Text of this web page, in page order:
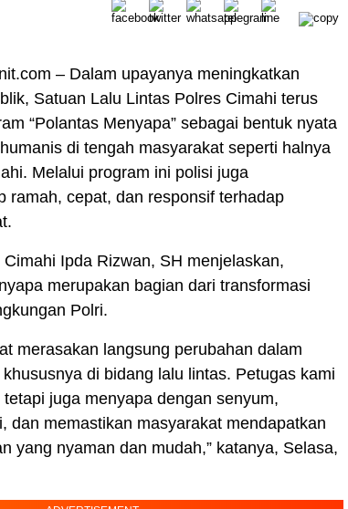
– Dalam upayanya meningkatkan
Satuan Lalu Lintas Polres Cimahi terus
“Polantas Menyapa” sebagai bentuk nyata
di tengah masyarakat seperti halnya
Melalui program ini polisi juga
ramah, cepat, dan responsif terhadap
Ipda Rizwan, SH menjelaskan,
merupakan bagian dari transformasi
Polri.
merasakan langsung perubahan dalam
di bidang lalu lintas. Petugas kami
juga menyapa dengan senyum,
dan memastikan masyarakat mendapatkan
yang nyaman dan mudah,” katanya, Selasa,